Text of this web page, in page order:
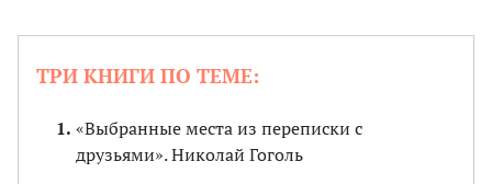
ТРИ КНИГИ ПО ТЕМЕ:
«Выбранные места из переписки с
друзьями». Николай Гоголь